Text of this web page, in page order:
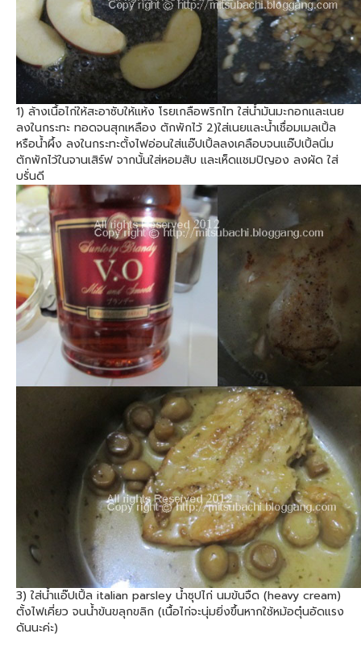
1) ล้างเนื้อไก่ให้สะอาซับให้แห้ง โรยเกลือพริกไท ใส่น้ำมันมะกอกและเนย
ลงในกระทะ ทอดจนสุกเหลือง ตักพักไว้ 2)ใส่เนยและน้ำเชื่อมเมลเปิ้ล
หรือน้ำผึ้ง ลงในกระทะตั้งไฟอ่อนใส่แอ๊ปเปิ้ลลงเคลือบจนแอ๊ปเปิ้ลนิ่ม
ตักพักไว้ในจานเสิร์ฟ จากนั้นใส่หอมสับ และเห็ดแชมปิญอง ลงผัด ใส่
บรั่นดี
3) ใส่น้ำแอ๊ปเปิ้ล italian parsley น้ำซุปไก่ นมข้นจืด (heavy cream)
ตั้งไฟเคี่ยว จนน้ำข้นขลุกขลิก (เนื้อไก่จะนุ่มยิ่งขึ้นหากใช้หม้อตุ๋นอัดแรง
ดันนะค่ะ)